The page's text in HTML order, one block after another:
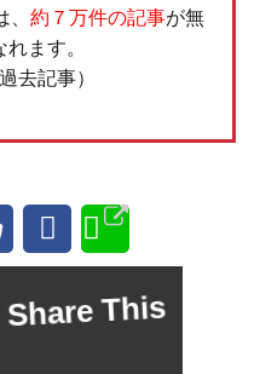
約７万件の記事が無
ます。
去記事）
Share This